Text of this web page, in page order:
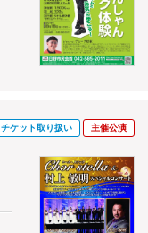
チケット取り扱い 主催公演